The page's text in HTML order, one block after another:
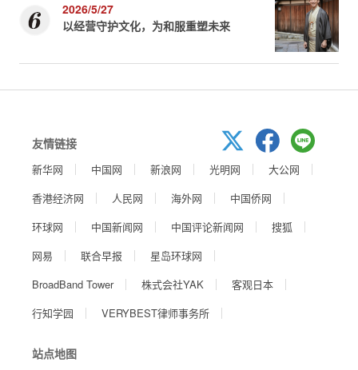
2026/5/27
以经营守护文化，为和服重塑未来
友情链接
新华网 中国网 新浪网 光明网
大公网
香港经济网
人民网 海外网
中国侨网
环球网
中国新闻网 中国评论新闻网
搜狐
网易
联合早报
星岛环球网
BroadBand Tower
株式会社YAK
客观日本
行知学园
VERYBEST律师事务所
站点地图